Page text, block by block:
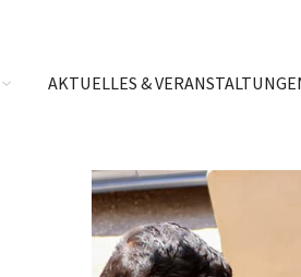
AKTUELLES &